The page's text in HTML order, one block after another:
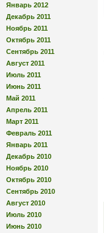
Январь 2012
Декабрь 2011
Ноябрь 2011
Октябрь 2011
Сентябрь 2011
Август 2011
Июль 2011
Июнь 2011
Май 2011
Апрель 2011
Март 2011
Февраль 2011
Январь 2011
Декабрь 2010
Ноябрь 2010
Октябрь 2010
Сентябрь 2010
Август 2010
Июль 2010
Июнь 2010